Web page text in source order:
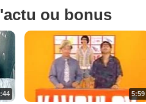
ou bonus
5:59